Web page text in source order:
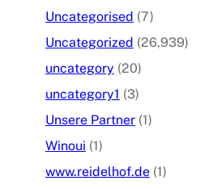
Uncategorised (7)
Uncategorized (26,939)
uncategory (20)
uncategory1 (3)
Unsere Partner (1)
Winoui (1)
www.reidelhof.de (1)